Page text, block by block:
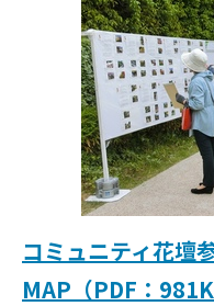
コミュニティ花
MAP（PDF：